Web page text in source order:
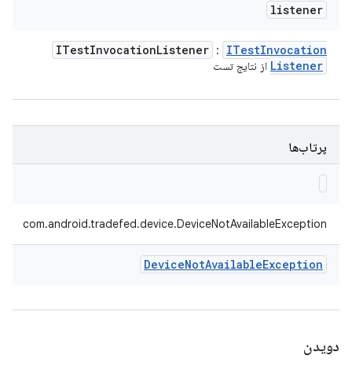
listener
ITestInvocationListener : ITestInvocation
Listener از نتایج تست
پرتاب‌ها
com.android.tradefed.device.DeviceNotAvailableException
DeviceNotAvailableException
دویدن